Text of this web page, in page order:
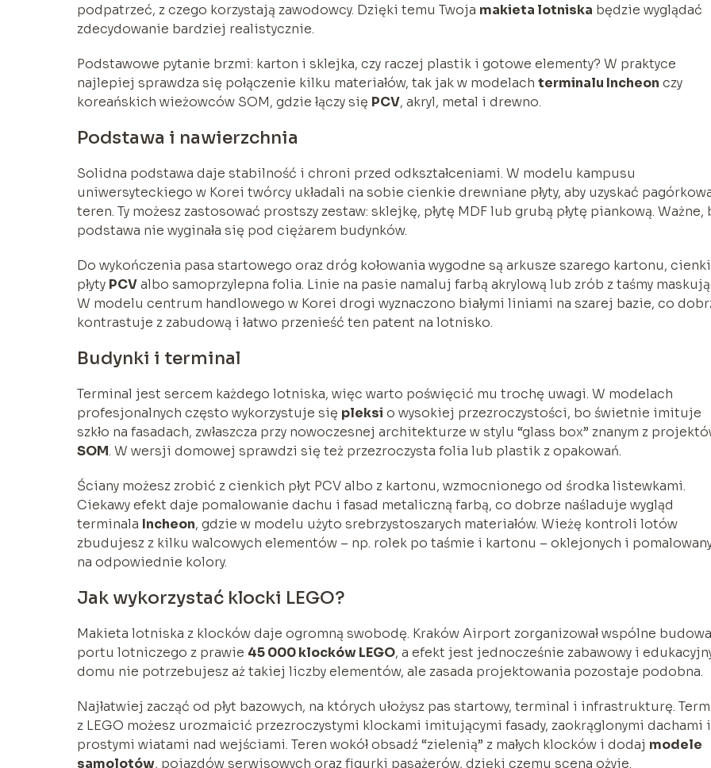
podpatrzeć, z czego korzystają zawodowcy. Dzięki temu Twoja makieta lotniska będzie wyglądać
zdecydowanie bardziej realistycznie.
Podstawowe pytanie brzmi: karton i sklejka, czy raczej plastik i gotowe elementy? W praktyce
najlepiej sprawdza się połączenie kilku materiałów, tak jak w modelach terminalu Incheon czy
koreańskich wieżowców SOM, gdzie łączy się PCV, akryl, metal i drewno.
Podstawa i nawierzchnia
Solidna podstawa daje stabilność i chroni przed odkształceniami. W modelu kampusu
uniwersyteckiego w Korei twórcy układali na sobie cienkie drewniane płyty, aby uzyskać
teren. Ty możesz zastosować prostszy zestaw: sklejkę, płytę MDF lub grubą płytę piankową. Ważne,
podstawa nie wyginała się pod ciężarem budynków.
Do wykończenia pasa startowego oraz dróg kołowania wygodne są arkusze szarego kartonu,
płyty PCValbo samoprzylepna folia. Linie na pasie namaluj farbą akrylową lub zrób z taśmy
W modelu centrum handlowego w Korei drogi wyznaczono białymi liniami na szarej bazie, co
kontrastuje z zabudową i łatwo przenieść ten patent na lotnisko.
Budynki i terminal
Terminal jest sercem każdego lotniska, więc warto poświęcić mu trochę uwagi. W modelach
profesjonalnych często wykorzystuje się pleksi o wysokiej przezroczystości, bo świetnie imituje
szkło na fasadach, zwłaszcza przy nowoczesnej architekturze w stylu “glass box” znanym z
SOM. W wersji domowej sprawdzi się też przezroczysta folia lub plastik z opakowań.
Ściany możesz zrobić z cienkich płyt PCV albo z kartonu, wzmocnionego od środka listewkami.
Ciekawy efekt daje pomalowanie dachu i fasad metaliczną farbą, co dobrze naśladuje wygląd
terminala Incheon, gdzie w modelu użyto srebrzystoszarych materiałów. Wieżę kontroli lotów
zbudujesz z kilku walcowych elementów – np. rolek po taśmie i kartonu – oklejonych i
na odpowiednie kolory.
Jak wykorzystać klocki LEGO?
Makieta lotniska z klocków daje ogromną swobodę. Kraków Airport zorganizował wspólne
portu lotniczego z prawie 45 000 klocków LEGO, a efekt jest jednocześnie zabawowy i
domu nie potrzebujesz aż takiej liczby elementów, ale zasada projektowania pozostaje podobna.
Najłatwiej zacząć od płyt bazowych, na których ułożysz pas startowy, terminal i infrastrukturę.
z LEGO możesz urozmaicić przezroczystymi klockami imitującymi fasady, zaokrąglonymi dachami i
prostymi wiatami nad wejściami. Teren wokół obsadź “zielenią” z małych klocków i dodaj modele
samolotów, pojazdów serwisowych oraz figurki pasażerów, dzięki czemu scena ożyje.